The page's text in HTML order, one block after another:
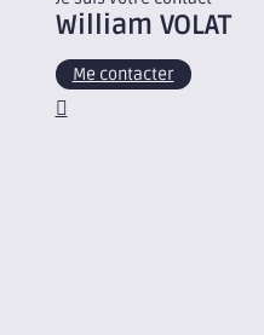
William VOLAT
Me contacter